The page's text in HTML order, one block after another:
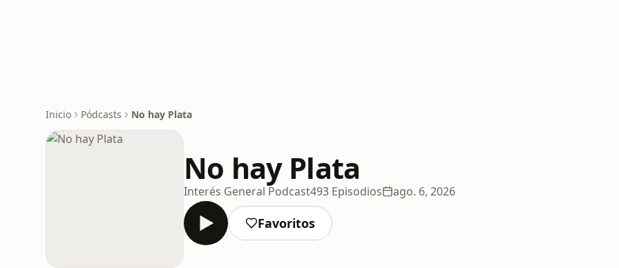
Inicio Pódcasts No hay Plata
No hay Plata
Interés General Podcast493 Episodios ago. 6, 2026
Favoritos